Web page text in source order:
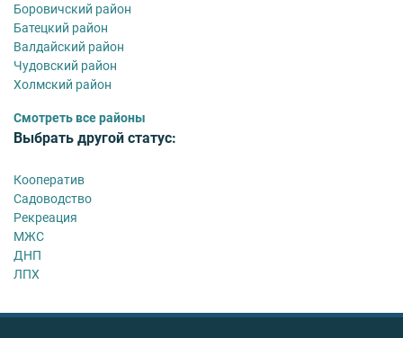
Боровичский район
Батецкий район
Валдайский район
Чудовский район
Холмский район
Смотреть все районы
Выбрать другой статус:
Кооператив
Садоводство
Рекреация
МЖС
ДНП
ЛПХ